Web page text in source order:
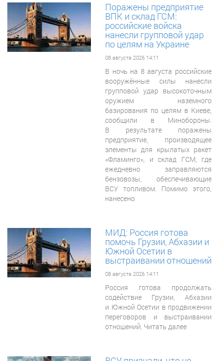
Поражены предприятие
ВПК и склад ГСМ:
российские войска
нанесли групповой удар
по целям на Украине
08 августа 2026 14:11
В ночь на 8 августа российские
вооружённые силы нанесли
групповой удар высокоточным
оружием наземного
базирования по целям в Киеве,
сообщили в Минобороны.
В результате поражены
предприятие, производящее
элементы для крылатых ракет
«Фламинго», и склад ГСМ, где
ежедневно заправляются
бензовозы, обеспечивающие
ВСУ топливом. Помимо этого,
нанесено
МИД: Россия готова
помочь Грузии, Абхазии и
Южной Осетии в
выстраивании отношений
08 августа 2026 14:11
Россия готова продолжать
содействие Грузии, Абхазии
и Южной Осетии в продвижении
переговоров и выстраивании
отношений. Читать далее